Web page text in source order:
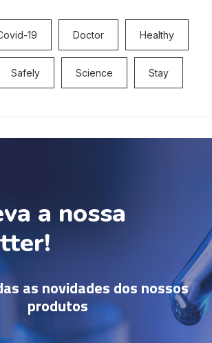
19 Doctor Healthy
Safely Science Stay
a nossa
as novidades dos nossos
produtos